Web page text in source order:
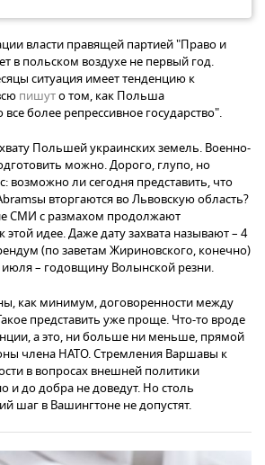
власти правящей партией "Право и
в польском воздухе не первый год.
ситуация имеет тенденцию к
пишуто том, как Польша
более репрессивное государство".
Польшей украинских земель. Военно-
можно. Дорого, глупо, но
возможно ли сегодня представить, что
вторгаются во Львовскую область?
СМИ с размахом продолжают
этой идее. Даже дату захвата называют – 4
(по заветам Жириновского, конечно)
– годовщину Волынской резни.
как минимум, договоренности между
представить уже проще. Что-то вроде
а это, ни больше ни меньше, прямой
члена НАТО. Стремления Варшавы к
в вопросах внешней политики
и до добра не доведут. Но столь
шаг в Вашингтоне не допустят.